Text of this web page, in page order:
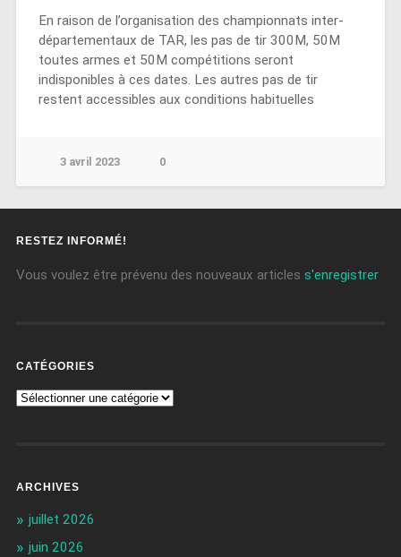
En raison de l’organisation des championnats inter-
départementaux de TAR, les pas de tir 300M, 50M
toutes armes et 50M compétitions seront
indisponibles à ces dates. Les autres pas de tir
restent accessibles aux conditions habituelles
3 avril 2023 0
RESTEZ INFORMÉ!
Vous voulez être prévenu des nouveaux articles s'enregistrer
CATÉGORIES
ARCHIVES
juillet 2026
juin 2026